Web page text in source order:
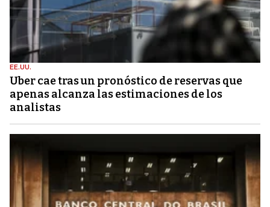
EE.UU.
Uber cae tras un pronóstico de reservas que
apenas alcanza las estimaciones de los
analistas